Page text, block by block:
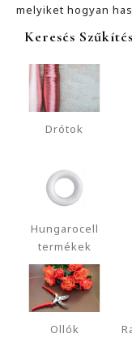
melyiket hogyan
Keresés
Drótok
Hungarocell
termékek
Ollók